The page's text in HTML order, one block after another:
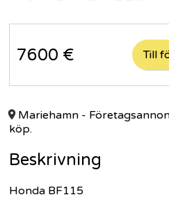
7600 € Till
Mariehamn -
köp.
Beskrivning
Honda BF115